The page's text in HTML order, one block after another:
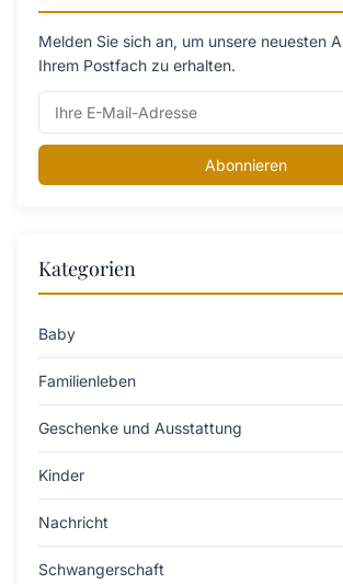
Melden Sie sich an, um unsere neuesten
Ihrem Postfach zu erhalten.
Abonnieren
Kategorien
Baby
Familienleben
Geschenke und Ausstattung
Kinder
Nachricht
Schwangerschaft